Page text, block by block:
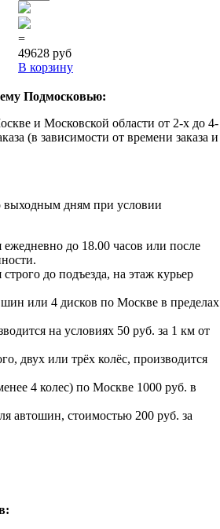
=
49628 руб
В корзину
Подмосковью:
и Московской области от 2-х до 4-
(в зависимости от времени заказа и
выходным дням при условии
ежедневно до 18.00 часов или после
до подъезда, на этаж курьер
шин или 4 дисков по Москве в пределах
на условиях 50 руб. за 1 км от
двух или трёх колёс, производится
4 колес) по Москве 1000 руб. в
автошин, стоимостью 200 руб. за